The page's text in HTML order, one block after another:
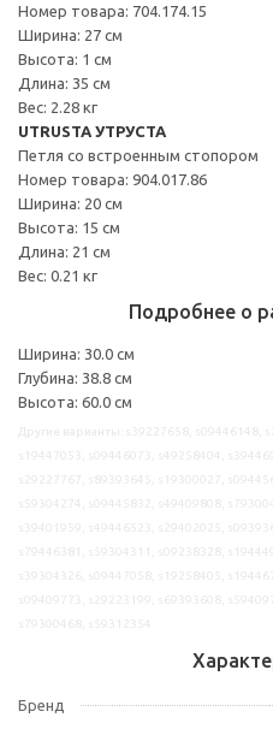
Номер товара: 704.174.15
Ширина: 27 см
Высота: 1 см
Длина: 35 см
Вес: 2.28 кг
UTRUSTA УТРУСТА
Петля со встроенным стопором
Номер товара: 904.017.86
Ширина: 20 см
Высота: 15 см
Длина: 21 см
Вес: 0.21 кг
Подробнее о
Ширина: 30.0 см
Глубина: 38.8 см
Высота: 60.0 см
Бренд